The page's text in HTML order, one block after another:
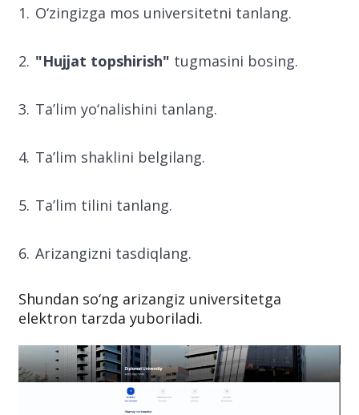
O‘zingizga mos universitetni tanlang.
"Hujjat topshirish" tugmasini bosing.
Ta’lim yo‘nalishini tanlang.
Ta’lim shaklini belgilang.
Ta’lim tilini tanlang.
Arizangizni tasdiqlang.
Shundan so‘ng arizangiz universitetga
elektron tarzda yuboriladi.